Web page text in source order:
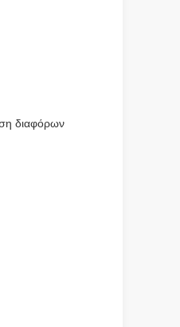
διαφόρων